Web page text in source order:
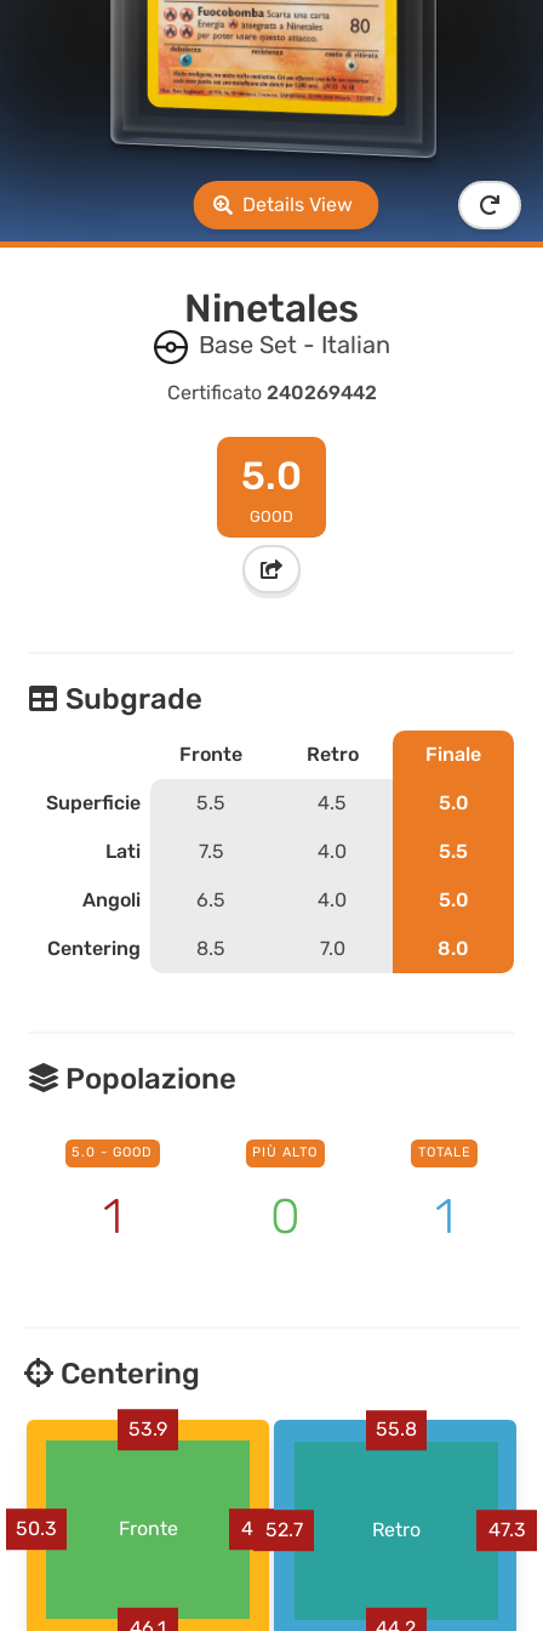
Details View
Ninetales
Base Set - Italian
Certificato 240269442
5.0
GOOD
Subgrade
Fronte Retro Finale
Superficie 5.5 4.5 5.0
Lati 7.5 4.0 5.5
Angoli 6.5 4.0 5.0
Centering 8.5 7.0 8.0
Popolazione
5.0 - GOOD
1
PIÙ ALTO
0
TOTALE
1
Centering
Fronte
50.3 49.7
53.9
Retro
52.7 47.3
55.8